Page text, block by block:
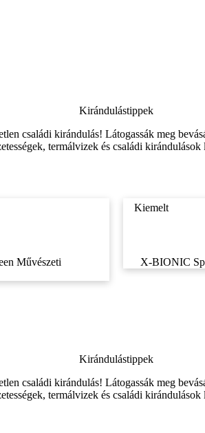
Kirándulástippek
családi kirándulás! Látogassák meg
termálvizek és családi kirándulások
Művészeti
Kiemelt
X-BIONIC
Kirándulástippek
családi kirándulás! Látogassák meg
termálvizek és családi kirándulások